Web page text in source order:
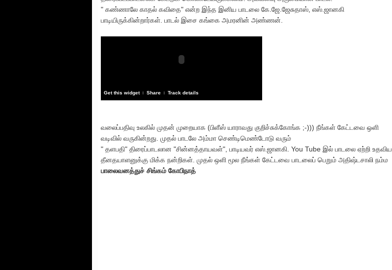
" கண்ணாலே காதல் கவிதை" என்ற இந்த இனிய பாடலை கே.ஜே.ஜேசுதாஸ், எஸ்.ஜானகி
பாடியிருக்கின்றார்கள். பாடல் இசை கங்கை அமரனின் அண்ணன்.
Get this widget Share Track details
வலைப்பதிவு உலகில் முதன் முறையாக (பிளீஸ் யாராவது குறிச்சுக்கோங்க ;-))) நீங்கள் கேட்டவை ஒளி
வடிவில் வருகின்றது. முதல் பாடலே அம்மா செண்டிமெண்டோடு வரும்
" தளபதி" திரைப்பாடலான "சின்னத்தாயவள்", பாடியவர் எஸ்.ஜானகி. You Tube இல் பாடலை ஏற்றி உதவிய
தீனதயாளனுக்கு மிக்க நன்றிகள். முதல் ஒளி மூல நீங்கள் கேட்டவை பாடலைப் பெறும் அதிஷ்டசாலி நம்ம
பாலைவனத்துச் சிங்கம் கோபிநாத்